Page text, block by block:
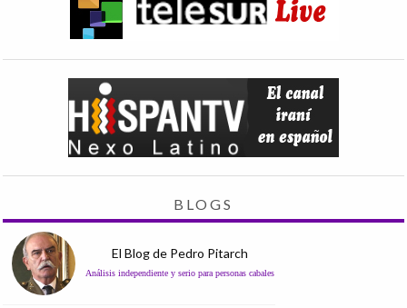
BLOGS
El Blog de Pedro Pitarch
Análisis independiente y serio para personas cabales